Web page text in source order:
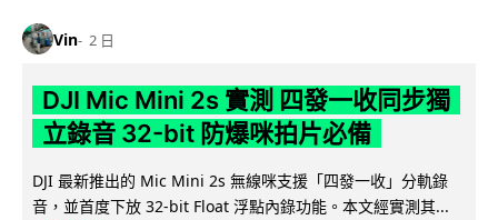
Vin 2 日
DJI Mic Mini 2s 實測 四發一收同步獨
立錄音 32-bit 防爆咪拍片必備
DJI 最新推出的 Mic Mini 2s 無線咪支援「四發一收」分軌錄
音，並首度下放 32-bit Float 浮點內錄功能。本文經實測其...